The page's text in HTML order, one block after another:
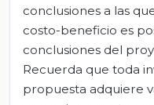
conclusiones a las
costo-beneficio es
conclusiones del
Recuerda que toda
propuesta adquiere